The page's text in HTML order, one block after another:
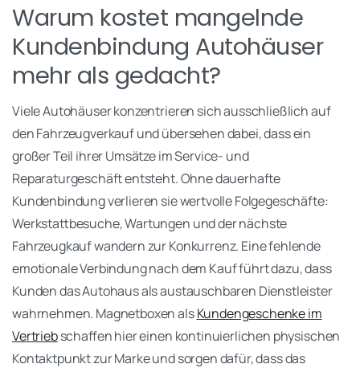
Warum kostet mangelnde
Kundenbindung Autohäuser
mehr als gedacht?
Viele Autohäuser konzentrieren sich ausschließlich auf
den Fahrzeugverkauf und übersehen dabei, dass ein
großer Teil ihrer Umsätze im Service- und
Reparaturgeschäft entsteht. Ohne dauerhafte
Kundenbindung verlieren sie wertvolle Folgegeschäfte:
Werkstattbesuche, Wartungen und der nächste
Fahrzeugkauf wandern zur Konkurrenz. Eine fehlende
emotionale Verbindung nach dem Kauf führt dazu, dass
Kunden das Autohaus als austauschbaren Dienstleister
wahrnehmen. Magnetboxen alsKundengeschenke im
Vertriebschaffen hier einen kontinuierlichen physischen
Kontaktpunkt zur Marke und sorgen dafür, dass das